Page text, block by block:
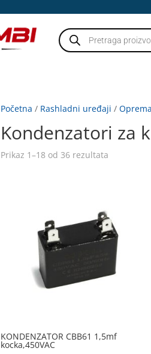
Products
search
Početna / Rashladni uređaji /
Kondenzatori za
Prikaz 1–18 od 36 rezultata
KONDENZATOR CBB61 1,5mf
kocka,450VAC